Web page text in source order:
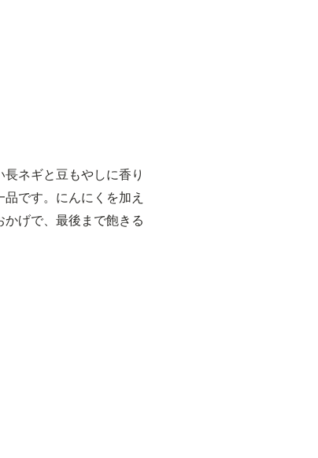
ネギと豆もやしに香り
です。にんにくを加え
げで、最後まで飽きる